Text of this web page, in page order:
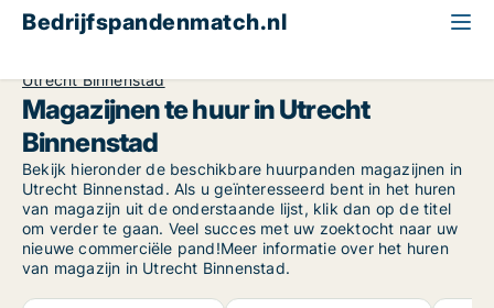
Bedrijfspandenmatch.nl
Utrecht Binnenstad
Magazijnen te huur in Utrecht
Binnenstad
Bekijk hieronder de beschikbare huurpanden magazijnen in
Utrecht Binnenstad. Als u geïnteresseerd bent in het huren
van magazijn uit de onderstaande lijst, klik dan op de titel
om verder te gaan. Veel succes met uw zoektocht naar uw
nieuwe commerciële pand!Meer informatie over het huren
van magazijn in Utrecht Binnenstad.